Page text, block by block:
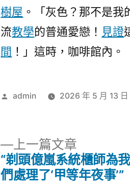
樹屋 。「灰色？那不是
流教學的普通愛戀！ 見證
間 ！」這時，咖啡館內。
作
admin 2026 年 5 月 13 日
上一篇文章
一
篇
“剃頭億嵐系統櫃師為我
們處理了‘甲等年夜事’”